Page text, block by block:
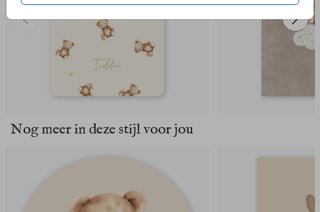
Nog meer in deze stijl voor jou